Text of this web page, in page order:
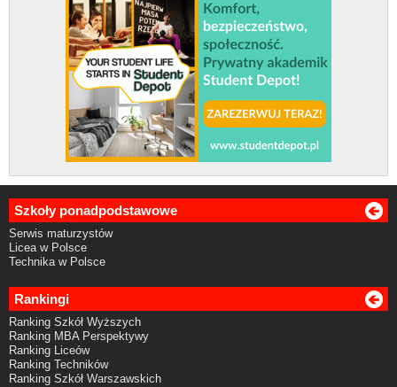
Szkoły ponadpodstawowe
Serwis maturzystów
Licea w Polsce
Technika w Polsce
Rankingi
Ranking Szkół Wyższych
Ranking MBA Perspektywy
Ranking Liceów
Ranking Techników
Ranking Szkół Warszawskich